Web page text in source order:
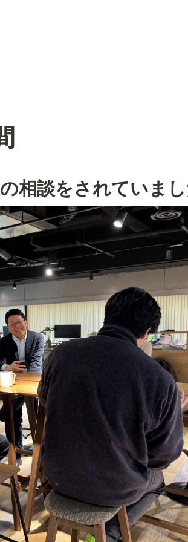
相談をされていま